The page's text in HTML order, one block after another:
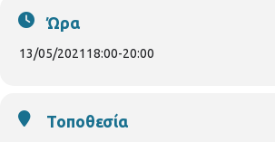
προφορικού λόγου;
Πώς μπορούμε να αφηγηθούμε μια εικόνα ;
Με την Θεατροπαιδαγωγό :
Ώρα
13/05/2021 18:00-20:00
Τοποθεσία